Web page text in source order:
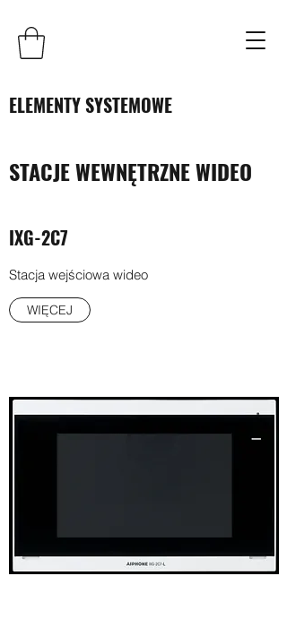
ELEMENTY SYSTEMOWE
STACJE WEWNĘTRZNE WIDEO
IXG-2C7
Stacja wejściowa wideo
WIĘCEJ